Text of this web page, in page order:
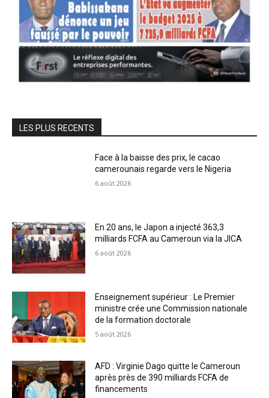
LES PLUS RECENTS
Face à la baisse des prix, le cacao
camerounais regarde vers le Nigeria
6 août 2026
En 20 ans, le Japon a injecté 363,3
milliards FCFA au Cameroun via la JICA
6 août 2026
Enseignement supérieur : Le Premier
ministre crée une Commission nationale
de la formation doctorale
5 août 2026
AFD : Virginie Dago quitte le Cameroun
après près de 390 milliards FCFA de
financements